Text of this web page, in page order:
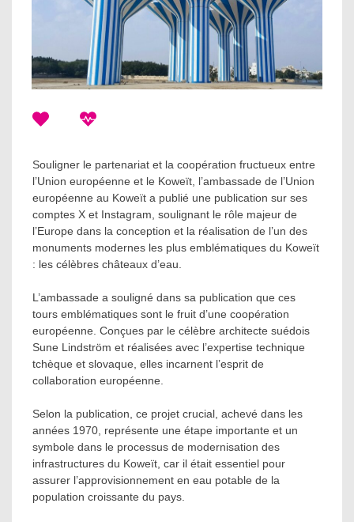
Souligner le partenariat et la coopération fructueux entre
l’Union européenne et le Koweït, l’ambassade de l’Union
européenne au Koweït a publié une publication sur ses
comptes X et Instagram, soulignant le rôle majeur de
l’Europe dans la conception et la réalisation de l’un des
monuments modernes les plus emblématiques du Koweït
: les célèbres châteaux d’eau.
L’ambassade a souligné dans sa publication que ces
tours emblématiques sont le fruit d’une coopération
européenne. Conçues par le célèbre architecte suédois
Sune Lindström et réalisées avec l’expertise technique
tchèque et slovaque, elles incarnent l’esprit de
collaboration européenne.
Selon la publication, ce projet crucial, achevé dans les
années 1970, représente une étape importante et un
symbole dans le processus de modernisation des
infrastructures du Koweït, car il était essentiel pour
assurer l’approvisionnement en eau potable de la
population croissante du pays.